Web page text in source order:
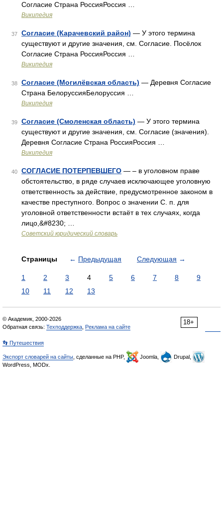
Согласие Страна РоссияРоссия …
Википедия
37 Согласие (Карачевский район) — У этого термина
существуют и другие значения, см. Согласие. Посёлок
Согласие Страна РоссияРоссия …
Википедия
38 Согласие (Могилёвская область) — Деревня Согласие
Страна БелоруссияБелоруссия …
Википедия
39 Согласие (Смоленская область) — У этого термина
существуют и другие значения, см. Согласие (значения).
Деревня Согласие Страна РоссияРоссия …
Википедия
40 СОГЛАСИЕ ПОТЕРПЕВШЕГО — – в уголовном праве
обстоятельство, в ряде случаев исключающее уголовную
ответственность за действие, предусмотренное законом в
качестве преступного. Вопрос о значении С. п. для
уголовной ответственности встаёт в тех случаях, когда
лицо,&#8230; …
Советский юридический словарь
Страницы ← Предыдущая Следующая →
1 2 3 4 5 6 7 8
9
10
11 12 13
18+
© Академик, 2000-2026
Обратная связь: Техподдержка Реклама на сайте
👣 Путешествия
Экспорт словарей на сайты , сделанные на PHP, Joomla,
Drupal,
WordPress, MODx.